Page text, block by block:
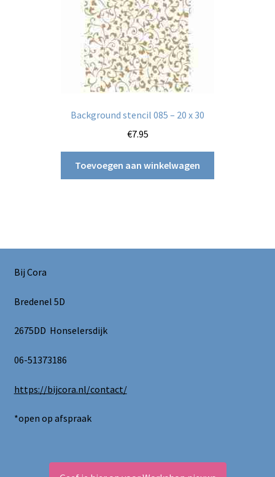
Background stencil 085 – 20 x 30
€7.95
Toevoegen aan winkelwagen
Bij Cora
Bredenel 5D
2675DD Honselersdijk
06-51373186
https://bijcora.nl/contact/
*open op afspraak